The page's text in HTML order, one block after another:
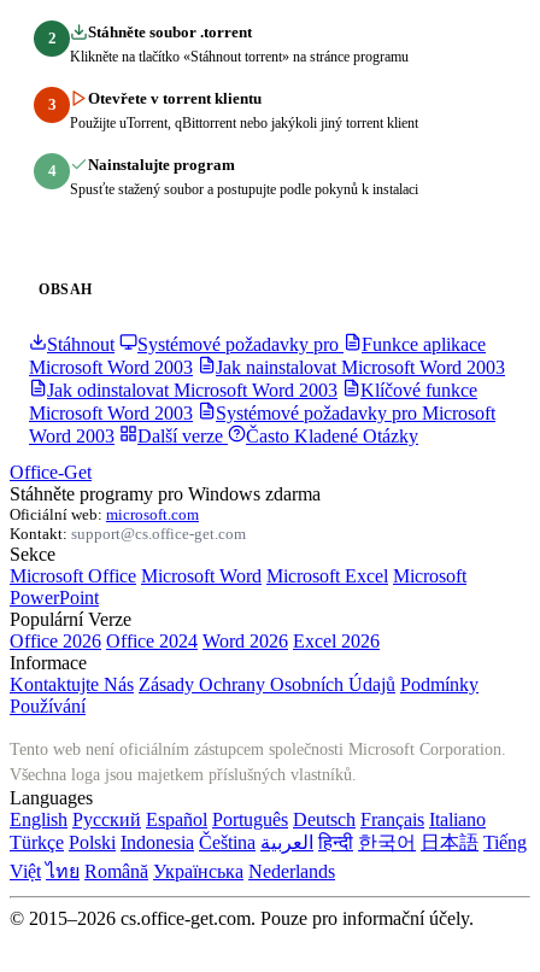
2 Stáhněte soubor .torrent
Klikněte na tlačítko «Stáhnout torrent» na stránce programu
3 Otevřete v torrent klientu
Použijte uTorrent, qBittorrent nebo jakýkoli jiný torrent klient
4 Nainstalujte program
Spusťte stažený soubor a postupujte podle pokynů k instalaci
OBSAH
Stáhnout Systémové požadavky pro
Funkce aplikace
Microsoft Word 2003
Jak nainstalovat Microsoft Word 2003
Jak odinstalovat Microsoft Word 2003
Klíčové funkce
Microsoft Word 2003
Systémové požadavky pro Microsoft
Word 2003
Další verze
Často Kladené Otázky
Office-Get
Stáhněte programy pro Windows zdarma
Oficiální web: microsoft.com
Kontakt: support@cs.office-get.com
Sekce
Microsoft Office Microsoft Word Microsoft Excel Microsoft
PowerPoint
Populární Verze
Office 2026 Office 2024 Word 2026 Excel 2026
Informace
Kontaktujte Nás Zásady Ochrany Osobních Údajů Podmínky
Používání
Tento web není oficiálním zástupcem společnosti Microsoft Corporation.
Všechna loga jsou majetkem příslušných vlastníků.
Languages
English Русский Español Português Deutsch Français Italiano
Türkçe Polski Indonesia Čeština العربية हिन्दी 한국어 日本語 Tiếng
Việt ไทย Română Українська Nederlands
© 2015–2026 cs.office-get.com. Pouze pro informační účely.